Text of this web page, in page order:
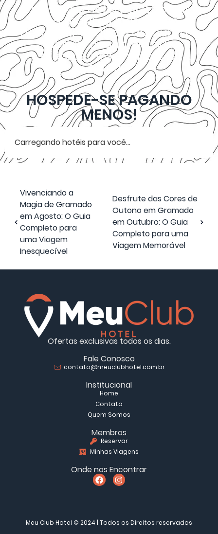
Encontre o hotel perfeito para
sua próxima Viagem ao
pesquisar abaixo e descubra a
incrível economia que
oferecemos em nossas
tarifas.
HOSPEDE-SE PAGANDO
MENOS!
Carregando hotéis para você...
Vivenciando a
Magia de Gramado
em Agosto: O Guia
Completo para
uma Viagem
Inesquecível
Desfrute das Cores de
Outono em Gramado
em Outubro: O Guia
Completo para uma
Viagem Memorável
Ofertas exclusivas todos os dias.
Fale Conosco
contato@meuclubhotel.com.br
Institucional
Home
Contato
Quem Somos
Membros
Reservar
Minhas Viagens
Onde nos Encontrar
Meu Club Hotel © 2024 | Todos os Direitos reservados